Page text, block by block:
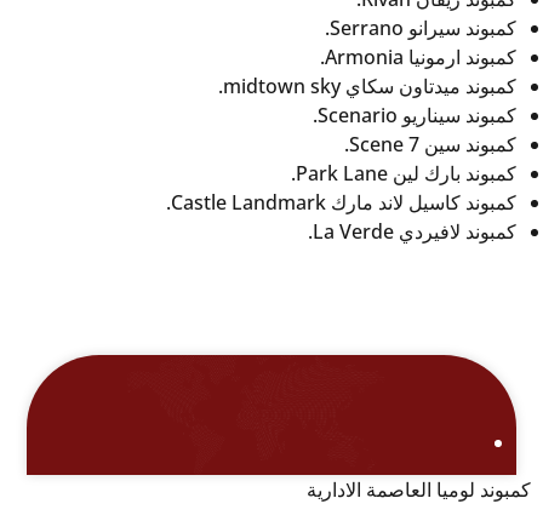
كمبوند سيرانو Serrano.
كمبوند ارمونيا Armonia.
كمبوند ميدتاون سكاي midtown sky.
كمبوند سيناريو Scenario.
كمبوند سين 7 Scene.
كمبوند بارك لين Park Lane.
كمبوند كاسيل لاند مارك Castle Landmark.
كمبوند لافيردي La Verde.
كمبوند لوميا العاصمة الادارية